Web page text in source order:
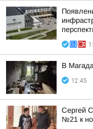
В
12:45
Сергей
№21 к